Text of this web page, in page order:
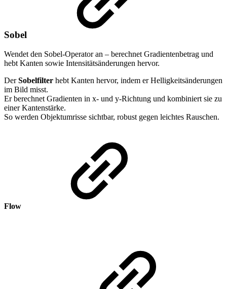
Sobel
Wendet den Sobel-Operator an – berechnet Gradientenbetrag und
hebt Kanten sowie Intensitätsänderungen hervor.
DerSobelfilter hebt Kanten hervor, indem er Helligkeitsänderungen
im Bild misst.
Er berechnet Gradienten in x- und y-Richtung und kombiniert sie zu
einer Kantenstärke.
So werden Objektumrisse sichtbar, robust gegen leichtes Rauschen.
Flow